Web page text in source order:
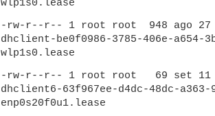
wlp1s0.lease
-rw-r--r-- 1 root root 948 ago 27
dhclient-be0f0986-3785-406e-a654-
wlp1s0.lease
-rw-r--r-- 1 root root 69 set 11
dhclient6-63f967ee-d4dc-48dc-a363-
enp0s20f0u1.lease